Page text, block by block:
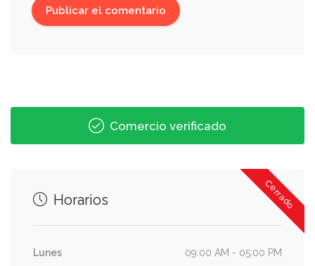
Comercio verificado
Cerrado
Horarios
Lunes
09:00 AM - 05:00 PM